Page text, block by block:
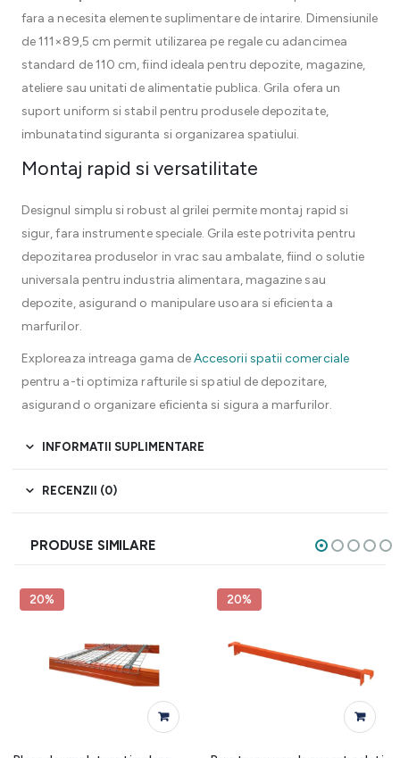
fara a necesita elemente suplimentare de intarire. Dimensiunile
de 111×89,5 cm permit utilizarea pe regale cu adancimea
standard de 110 cm, fiind ideala pentru depozite, magazine,
ateliere sau unitati de alimentatie publica. Grila ofera un
suport uniform si stabil pentru produsele depozitate,
imbunatatind siguranta si organizarea spatiului.
Montaj rapid si versatilitate
Designul simplu si robust al grilei permite montaj rapid si
sigur, fara instrumente speciale. Grila este potrivita pentru
depozitarea produselor in vrac sau ambalate, fiind o solutie
universala pentru industria alimentara, magazine sau
depozite, asigurand o manipulare usoara si eficienta a
marfurilor.
Exploreaza intreaga gama deAccesorii spatii comerciale
pentru a-ti optimiza rafturile si spatiul de depozitare,
asigurand o organizare eficienta si sigura a marfurilor.
INFORMATII SUPLIMENTARE
RECENZII (0)
PRODUSE SIMILARE
20% 20%